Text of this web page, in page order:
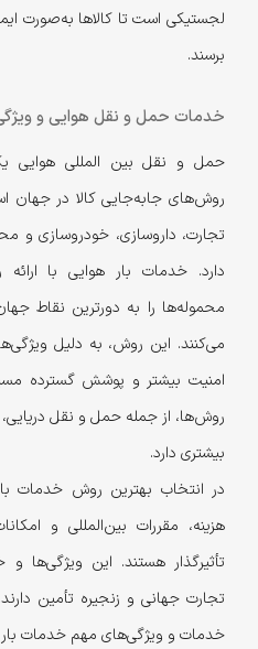
لجستیکی است تا کالاها به‌صورت
برسند.
خدمات حمل و نقل هوایی و
حمل و نقل بین المللی هوایی
روش‌های جابه‌جایی کالا در جهان
تجارت، داروسازی، خودروسازی
دارد. خدمات بار هوایی با ارائه
محموله‌ها را به دورترین نقاط
می‌کنند. این روش، به دلیل
امنیت بیشتر و پوشش گسترده
روش‌ها، از جمله حمل و نقل دریایی،
بیشتری دارد.
در انتخاب بهترین روش خدمات
هزینه، مقررات بین‌المللی و
تأثیرگذار هستند. این ویژگی‌ها
تجارت جهانی و زنجیره تأمین
خدمات و ویژگی‌های مهم خدمات